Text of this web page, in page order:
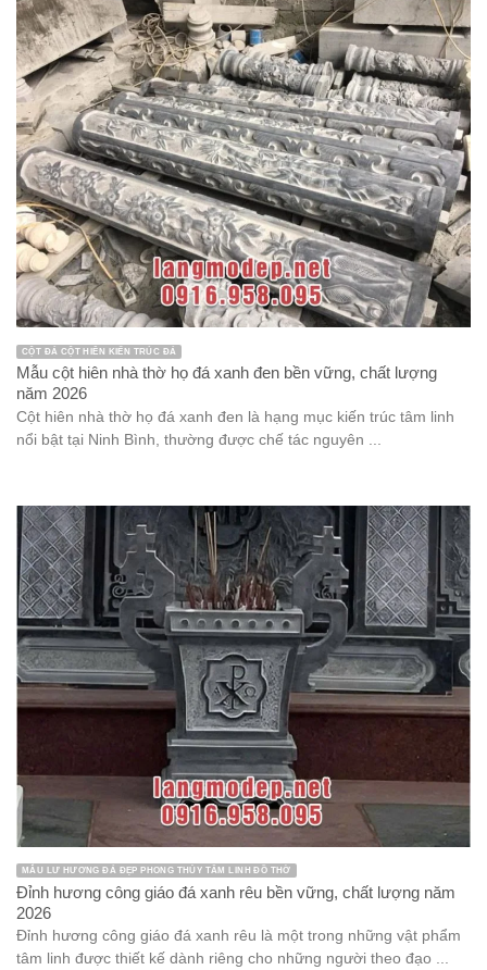
CỘT ĐÁ CỘT HIÊN KIẾN TRÚC ĐÁ
Mẫu cột hiên nhà thờ họ đá xanh đen bền vững, chất lượng
năm 2026
Cột hiên nhà thờ họ đá xanh đen là hạng mục kiến trúc tâm linh
nổi bật tại Ninh Bình, thường được chế tác nguyên ...
MẪU LƯ HƯƠNG ĐÁ ĐẸP PHONG THỦY TÂM LINH ĐỒ THỜ
Đỉnh hương công giáo đá xanh rêu bền vững, chất lượng năm
2026
Đỉnh hương công giáo đá xanh rêu là một trong những vật phẩm
tâm linh được thiết kế dành riêng cho những người theo đạo ...